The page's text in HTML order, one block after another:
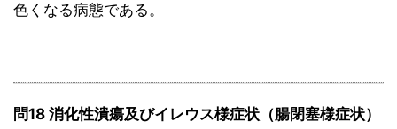
色くなる病態である。
問18 消化性潰瘍及びイレウス様症状（腸閉塞様症状）